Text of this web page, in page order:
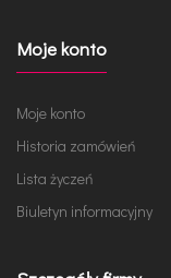
Moje konto
Moje konto
Historia zamówień
Lista życzeń
Biuletyn informacyjny